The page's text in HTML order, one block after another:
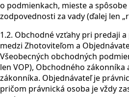
o podmienkach, mieste a
zodpovednosti za vady (ďalej len
1.2. Obchodné vzťahy pri predaji
medzi Zhotoviteľom a
Všeobecných obchodných
len VOP), Obchodného zákonníka
zákonníka. Objednávateľ je
pričom právnická osoba je vždy